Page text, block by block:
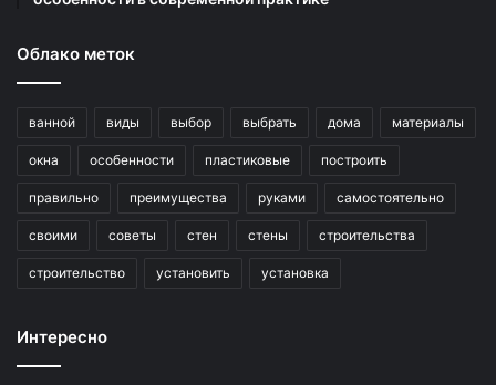
Облако меток
ванной виды выбор выбрать дома материалы
окна особенности пластиковые построить
правильно преимущества руками самостоятельно
своими советы стен стены строительства
строительство установить установка
Интересно